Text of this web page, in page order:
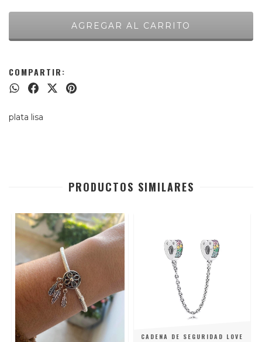
COMPARTIR:
plata lisa
PRODUCTOS SIMILARES
CADENA DE SEGURIDAD LOVE